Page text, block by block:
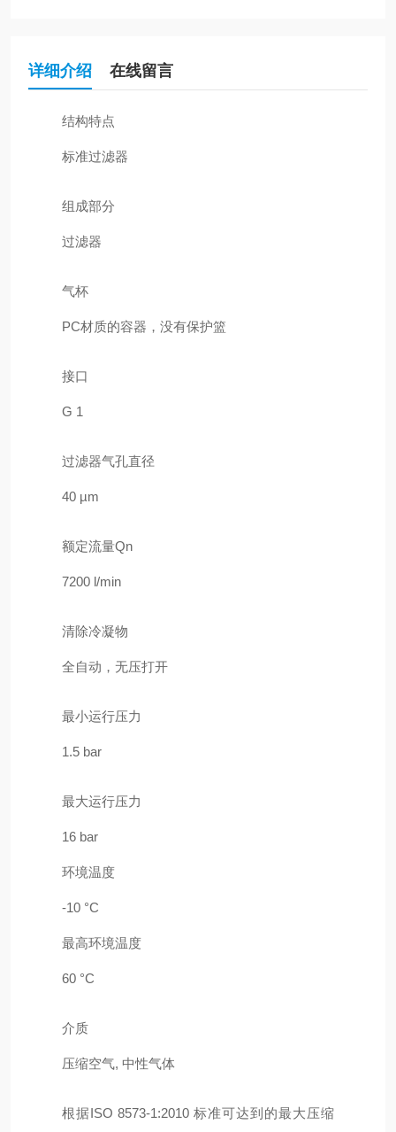
详细介绍 在线留言
结构特点
标准过滤器
组成部分
过滤器
气杯
PC材质的容器，没有保护篮
接口
G 1
过滤器气孔直径
40 µm
额定流量Qn
7200 l/min
清除冷凝物
全自动，无压打开
最小运行压力
1.5 bar
最大运行压力
16 bar
环境温度
-10 °C
最高环境温度
60 °C
介质
压缩空气, 中性气体
根据ISO 8573-1:2010 标准可达到的最大压缩